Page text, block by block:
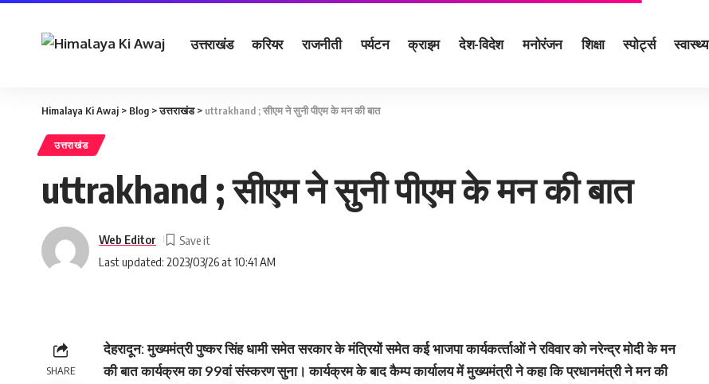
उत्तराखंड करियर राजनीती पर्यटन क्राइम देश-विदेश मनोरंजन शिक्षा स्पोर्ट्स स्वास्थ्य
Himalaya Ki Awaj > Blog >उत्तराखंड> uttrakhand ; सीएम ने सुनी पीएम के मन की बात
उत्तराखंड
uttrakhand ; सीएम ने सुनी पीएम के मन की बात
Last updated: 2023/03/26 at 10:41 AM
Web Editor
SHARE
देहरादून: मुख्यमंत्री पुष्कर सिंह धामी समेत सरकार के मंत्रियों समेत कई भाजपा कार्यकर्त्‍ताओं ने रविवार को नरेन्द्र मोदी के मन
की बात कार्यक्रम का 99वां संस्करण सुना। कार्यक्रम के बाद कैम्‍प कार्यालय में मुख्यमंत्री ने कहा कि प्रधानमंत्री ने मन की